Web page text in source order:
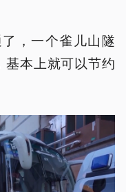
，一个雀儿山隧
本上就可以节约